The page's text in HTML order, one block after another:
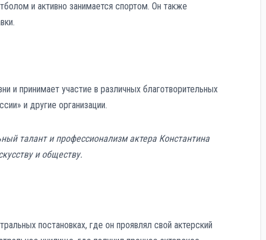
и активно занимается спортом. Он также
и принимает участие в различных благотворительных
и другие организации.
талант и профессионализм актера Константина
и обществу.
постановках, где он проявлял свой актерский